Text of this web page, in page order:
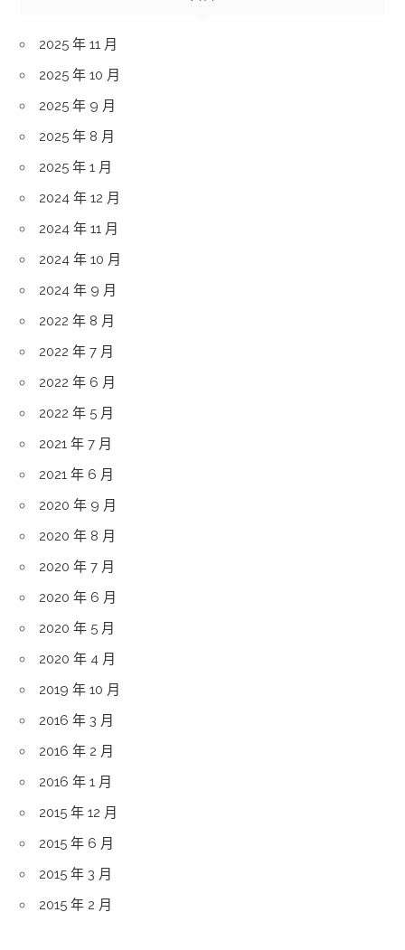
2025 年 11 月
2025 年 10 月
2025 年 9 月
2025 年 8 月
2025 年 1 月
2024 年 12 月
2024 年 11 月
2024 年 10 月
2024 年 9 月
2022 年 8 月
2022 年 7 月
2022 年 6 月
2022 年 5 月
2021 年 7 月
2021 年 6 月
2020 年 9 月
2020 年 8 月
2020 年 7 月
2020 年 6 月
2020 年 5 月
2020 年 4 月
2019 年 10 月
2016 年 3 月
2016 年 2 月
2016 年 1 月
2015 年 12 月
2015 年 6 月
2015 年 3 月
2015 年 2 月